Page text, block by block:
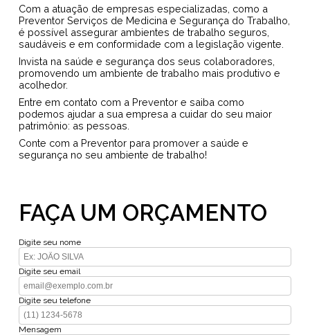
Com a atuação de empresas especializadas, como a
Preventor Serviços de Medicina e Segurança do Trabalho,
é possível assegurar ambientes de trabalho seguros,
saudáveis e em conformidade com a legislação vigente.
Invista na saúde e segurança dos seus colaboradores,
promovendo um ambiente de trabalho mais produtivo e
acolhedor.
Entre em contato com a Preventor e saiba como
podemos ajudar a sua empresa a cuidar do seu maior
patrimônio: as pessoas.
Conte com a Preventor para promover a saúde e
segurança no seu ambiente de trabalho!
FAÇA UM ORÇAMENTO
Digite seu nome
Digite seu email
Digite seu telefone
Mensagem